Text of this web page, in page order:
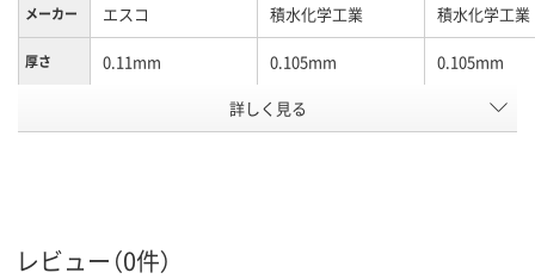
メーカー エスコ 積水化学工業 積水化学工業
厚さ 0.11mm 0.105mm 0.105mm
30 30
詳しく見る
レビュー（0件）